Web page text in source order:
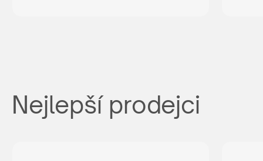
Nejlepší prodejci